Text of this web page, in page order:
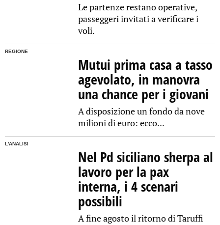
Le partenze restano operative,
passeggeri invitati a verificare i
voli.
REGIONE
Mutui prima casa a tasso
agevolato, in manovra
una chance per i giovani
A disposizione un fondo da nove
milioni di euro: ecco...
L'ANALISI
Nel Pd siciliano sherpa al
lavoro per la pax
interna, i 4 scenari
possibili
A fine agosto il ritorno di Taruffi